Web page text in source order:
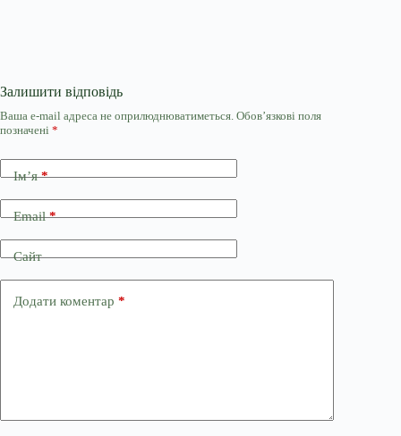
Залишити відповідь
Ваша e-mail адреса не оприлюднюватиметься. Обов’язкові поля
позначені *
Ім’я*
Email*
Сайт
Додати коментар *